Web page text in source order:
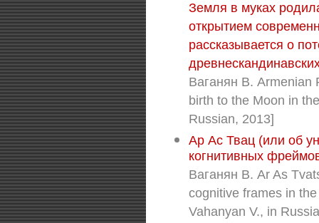
Земля в муках
открытием
рассказывается о
Ваганян В. Armenian
birth to the Moon in
Russian, 2013]
Ар Ас Твац (или об
когнитивных
Ваганян В. Ar As
cognitive frames in
Vahanyan V., in